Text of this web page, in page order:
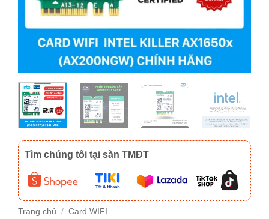
Tìm chúng tôi tại sàn TMĐT
Trang chủ / Card WIFI